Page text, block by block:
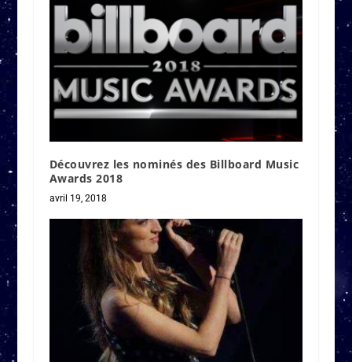
Découvrez les nominés des Billboard Music
Awards 2018
avril 19, 2018